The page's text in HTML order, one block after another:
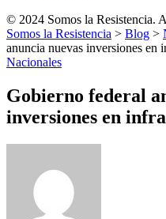
© 2024 Somos la Resistencia.
Somos la Resistencia > Blog >
anuncia nuevas inversiones en
Nacionales
Gobierno federal
inversiones en